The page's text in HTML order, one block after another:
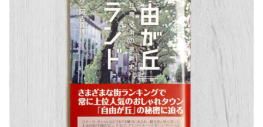
Contact
Blog
News
くらし文化研究所 ❏